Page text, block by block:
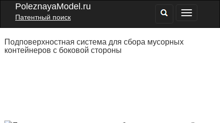
PoleznayaModel.ru
Патентный поиск
Подповерхностная система для сбора мусорных
контейнеров с боковой стороны